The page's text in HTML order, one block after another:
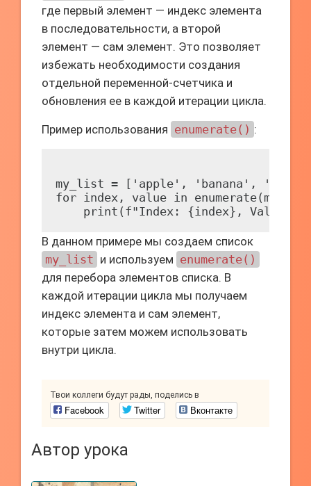
где первый элемент — индекс элемента
в последовательности, а второй
элемент — сам элемент. Это позволяет
избежать необходимости создания
отдельной переменной-счетчика и
обновления ее в каждой итерации цикла.
Пример использования enumerate() :
my_list = ['apple', 'banana',
for index, value in
В данном примере мы создаем список
my_list и используем enumerate()
для перебора элементов списка. В
каждой итерации цикла мы получаем
индекс элемента и сам элемент,
которые затем можем использовать
внутри цикла.
Твои коллеги будут рады, поделись в
Facebook Twitter Вконтакте
Автор урока